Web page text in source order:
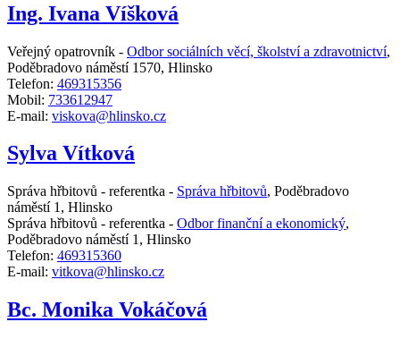
Ing. Ivana Víšková
Veřejný opatrovník - Odbor sociálních věcí, školství a zdravotnictví,
Poděbradovo náměstí 1570, Hlinsko
Telefon: 469315356
Mobil: 733612947
E-mail: viskova@hlinsko.cz
Sylva Vítková
Správa hřbitovů - referentka - Správa hřbitovů, Poděbradovo
náměstí 1, Hlinsko
Správa hřbitovů - referentka - Odbor finanční a ekonomický,
Poděbradovo náměstí 1, Hlinsko
Telefon: 469315360
E-mail: vitkova@hlinsko.cz
Bc. Monika Vokáčová